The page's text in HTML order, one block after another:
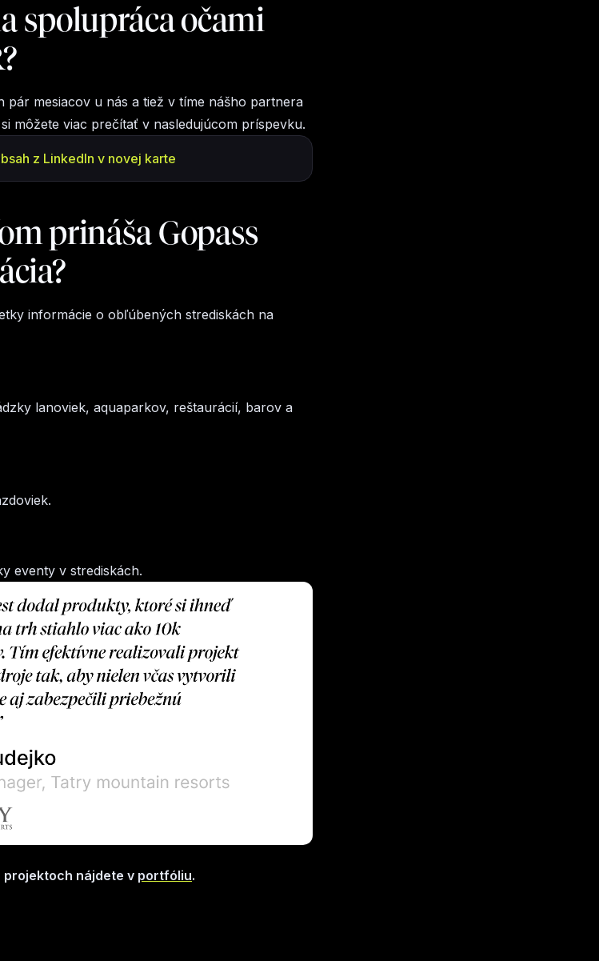
spolupráca očami
pár mesiacov u nás a tiež v tíme nášho partnera
môžete viac prečítať v nasledujúcom príspevku.
z LinkedIn v novej karte
prináša Gopass
informácie o obľúbených strediskách na
lanoviek, aquaparkov, reštaurácií, barov a
eventy v strediskách.
nájdete v portfóliu.